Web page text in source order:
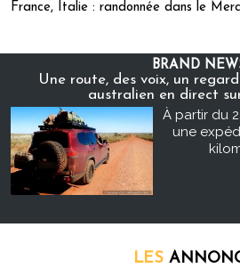
France, Italie : randonnée dans le
BRAND
Une route, des voix, un
australien en direct
À partir du
une
LES